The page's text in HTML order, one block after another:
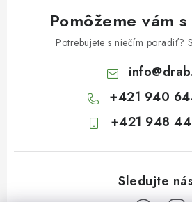
Pomôžeme vám
Potrebujete s niečím poradiť?
info@
+421 940
+421 948